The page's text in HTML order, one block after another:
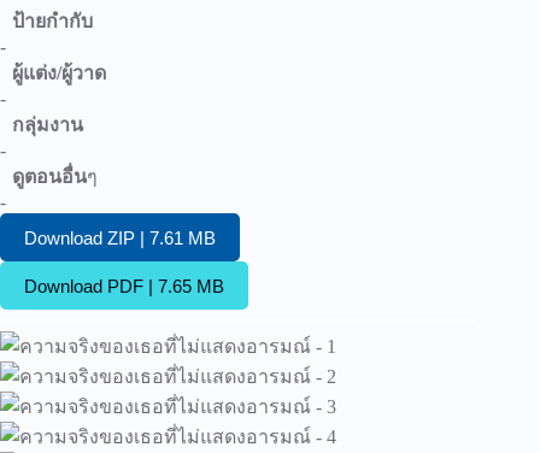
ป้ายกำกับ
-
ผู้แต่ง/ผู้วาด
-
กลุ่มงาน
-
ดูตอนอื่นๆ
-
Download ZIP | 7.61 MB
Download PDF | 7.65 MB